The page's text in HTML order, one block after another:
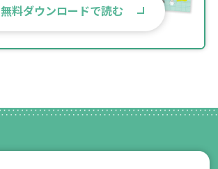
無料ダウンロードで読む